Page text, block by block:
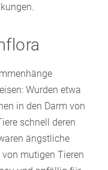
Wurden etwa
in den Darm von
schnell deren
ängstliche
mutigen Tieren